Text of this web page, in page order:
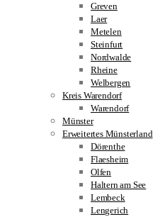
Greven
Laer
Metelen
Steinfurt
Nordwalde
Rheine
Welbergen
Kreis Warendorf
Warendorf
Münster
Erweitertes Münsterland
Dörenthe
Flaesheim
Olfen
Haltern am See
Lembeck
Lengerich